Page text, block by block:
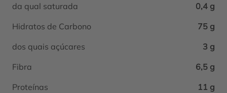
da qual saturada
0,4 g
Hidratos de Carbono
75 g
dos quais açúcares
3 g
Fibra
6,5 g
Proteínas
11 g